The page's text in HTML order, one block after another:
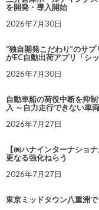
を開発・導入開始
2026年7月30日
“独自開発こだわり”のサ
がEC自動出荷アプリ「シ
2026年7月30日
自動車船の荷役中断を抑
入 ～自力走行できない車
2026年7月27日
【㈱ハナインターナショ
更なる強化ねらう
2026年7月27日
東京ミッドタウン八重洲